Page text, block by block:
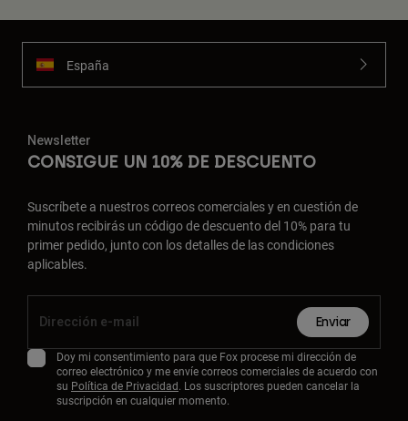
España
Newsletter
CONSIGUE UN 10% DE DESCUENTO
Suscríbete a nuestros correos comerciales y en cuestión de
minutos recibirás un código de descuento del 10% para tu
primer pedido, junto con los detalles de las condiciones
aplicables.
Enviar
Doy mi consentimiento para que Fox procese mi dirección de
correo electrónico y me envíe correos comerciales de acuerdo con
su Política de Privacidad. Los suscriptores pueden cancelar la
suscripción en cualquier momento.